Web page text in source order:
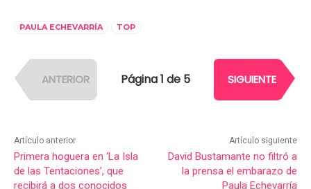
PAULA ECHEVARRÍA TOP
ANTERIOR Página 1 de 5 SIGUIENTE
Artículo anterior
Primera hoguera en ‘La Isla
de las Tentaciones’, que
recibirá a dos conocidos
Artículo siguiente
David Bustamante no filtró a
la prensa el embarazo de
Paula Echevarría